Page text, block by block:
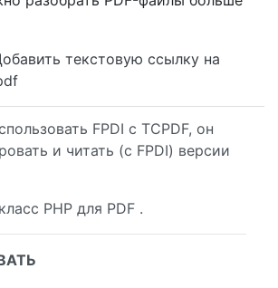
текстовую ссылку на
FPDI с TCPDF, он
и читать (с FPDI) версии
PHP для PDF .